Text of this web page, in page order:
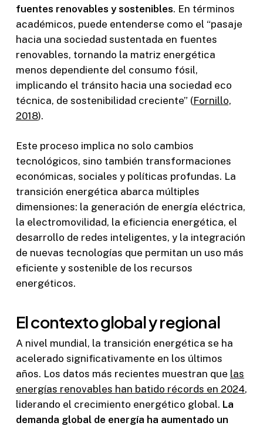
fuentes renovables y sostenibles. En términos
académicos, puede entenderse como el “pasaje
hacia una sociedad sustentada en fuentes
renovables, tornando la matriz energética
menos dependiente del consumo fósil,
implicando el tránsito hacia una sociedad eco
técnica, de sostenibilidad creciente” (Fornillo,
2018).
Este proceso implica no solo cambios
tecnológicos, sino también transformaciones
económicas, sociales y políticas profundas. La
transición energética abarca múltiples
dimensiones: la generación de energía eléctrica,
la electromovilidad, la eficiencia energética, el
desarrollo de redes inteligentes, y la integración
de nuevas tecnologías que permitan un uso más
eficiente y sostenible de los recursos
energéticos.
El contexto global y regional
A nivel mundial, la transición energética se ha
acelerado significativamente en los últimos
años. Los datos más recientes muestran que las
energías renovables han batido récords en 2024,
liderando el crecimiento energético global. La
demanda global de energía ha aumentado un